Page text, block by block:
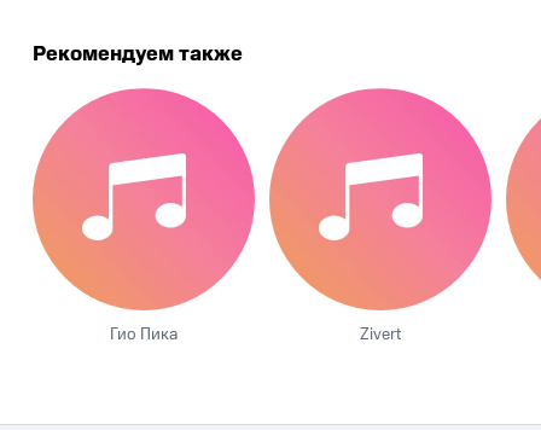
Рекомендуем также
Гио Пика Zivert